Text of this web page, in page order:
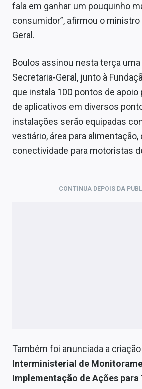
fala em ganhar um pouquinho
consumidor”, afirmou o ministro
Geral.
Boulos assinou nesta terça
Secretaria-Geral, junto à
que instala 100 pontos de
de aplicativos em diversos
instalações serão equipadas
vestiário, área para
conectividade para motoristas
CONTINUA DEPOIS DA
Também foi anunciada a
Interministerial de
Implementação de Ações